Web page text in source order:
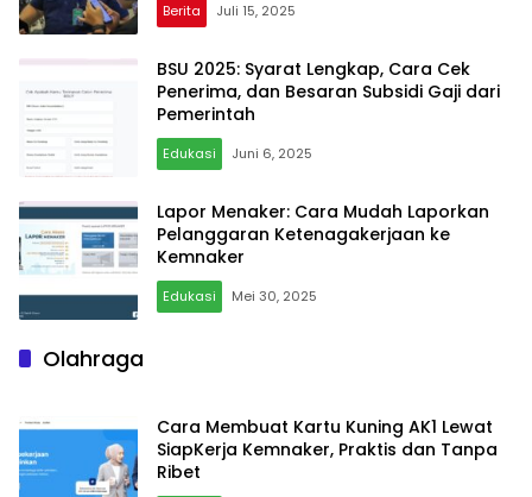
Berita Juli 15, 2025
BSU 2025: Syarat Lengkap, Cara Cek
Penerima, dan Besaran Subsidi Gaji dari
Pemerintah
Edukasi Juni 6, 2025
Lapor Menaker: Cara Mudah Laporkan
Pelanggaran Ketenagakerjaan ke
Kemnaker
Edukasi Mei 30, 2025
Olahraga
Cara Membuat Kartu Kuning AK1 Lewat
SiapKerja Kemnaker, Praktis dan Tanpa
Ribet